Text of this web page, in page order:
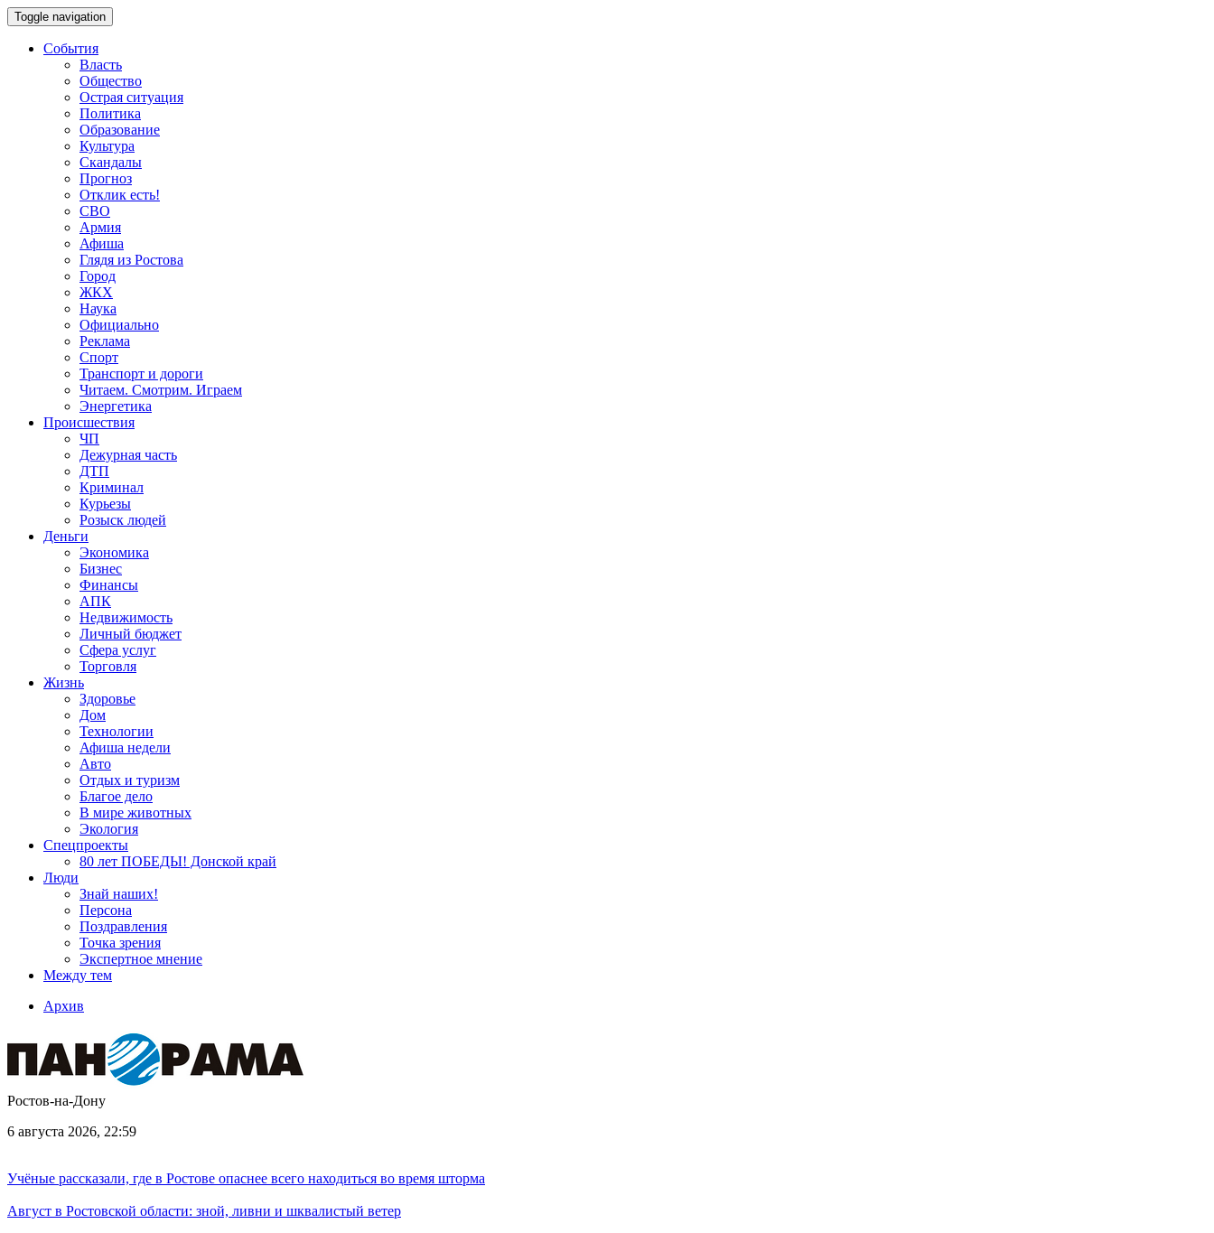
Toggle navigation
События
Власть
Общество
Острая ситуация
Политика
Образование
Культура
Скандалы
Прогноз
Отклик есть!
СВО
Армия
Афиша
Глядя из Ростова
Город
ЖКХ
Наука
Официально
Реклама
Спорт
Транспорт и дороги
Читаем. Смотрим. Играем
Энергетика
Происшествия
ЧП
Дежурная часть
ДТП
Криминал
Курьезы
Розыск людей
Деньги
Экономика
Бизнес
Финансы
АПК
Недвижимость
Личный бюджет
Сфера услуг
Торговля
Жизнь
Здоровье
Дом
Технологии
Афиша недели
Авто
Отдых и туризм
Благое дело
В мире животных
Экология
Спецпроекты
80 лет ПОБЕДЫ! Донской край
Люди
Знай наших!
Персона
Поздравления
Точка зрения
Экспертное мнение
Между тем
Архив
Ростов-на-Дону
6 августа 2026, 22:59
Учёные рассказали, где в Ростове опаснее всего находиться во время шторма
Август в Ростовской области: зной, ливни и шквалистый ветер